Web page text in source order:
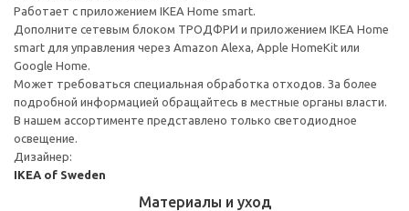
Работает с приложением IKEA Home smart.
Дополните сетевым блоком ТРОДФРИ и приложением IKEA Home
smart для управления через Amazon Alexa, Apple HomeKit или
Google Home.
Может требоваться специальная обработка отходов. За более
подробной информацией обращайтесь в местные органы власти.
В нашем ассортименте представлено только светодиодное
освещение.
Дизайнер:
IKEA of Sweden
Материалы и уход